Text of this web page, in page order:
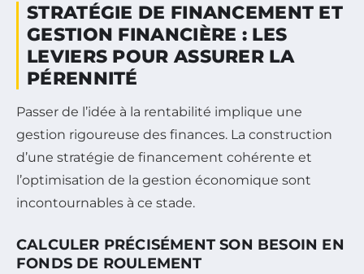
STRATÉGIE DE FINANCEMENT ET
GESTION FINANCIÈRE : LES
LEVIERS POUR ASSURER LA
PÉRENNITÉ
Passer de l’idée à la rentabilité implique une
gestion rigoureuse des finances. La construction
d’une stratégie de financement cohérente et
l’optimisation de la gestion économique sont
incontournables à ce stade.
CALCULER PRÉCISÉMENT SON BESOIN EN
FONDS DE ROULEMENT